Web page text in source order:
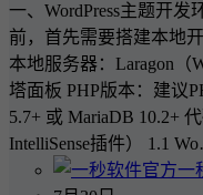
一、WordPress主题开发
前，首先需要搭建本地
本地服务器：Laragon（
塔面板 PHP版本：建议
5.7+ 或 MariaDB 10.2+
IntelliSense插件） 1.1
一